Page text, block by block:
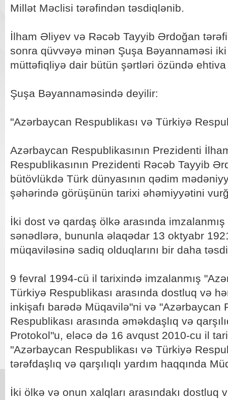
Millət Məclisi tərəfindən təsdiqlənib.
İlham Əliyev və Rəcəb Tayyib Ərdoğan
sonra qüvvəyə minən Şuşa Bəyannaməsi
müttəfiqliyə dair bütün şərtləri özündə ehtiva
Şuşa Bəyannaməsində deyilir:
"Azərbaycan Respublikası və Türkiyə
Azərbaycan Respublikasının Prezidenti
Respublikasının Prezidenti Rəcəb Tayyib
bütövlükdə Türk dünyasının qədim
şəhərində görüşünün tarixi əhəmiyyətini
İki dost və qardaş ölkə arasında
sənədlərə, bununla əlaqədar 13 oktyabr
müqaviləsinə sadiq olduqlarını bir daha
9 fevral 1994-cü il tarixində imzalanmış
Türkiyə Respublikası arasında dostluq və
inkişafı barədə Müqavilə"ni və "Azərbaycan
Respublikası arasında əməkdaşlıq və
Protokol"u, eləcə də 16 avqust 2010-cu il
"Azərbaycan Respublikası və Türkiyə
tərəfdaşlıq və qarşılıqlı yardım haqqında
İki ölkə və onun xalqları arasındakı dostluq